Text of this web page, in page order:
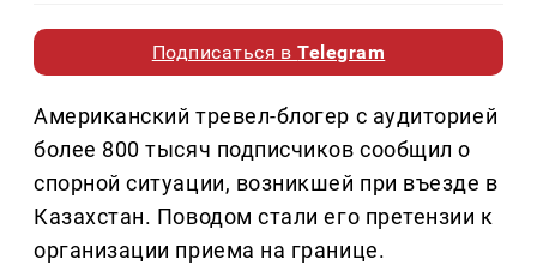
Подписаться вTelegram
Американский тревел-блогер с аудиторией
более 800 тысяч подписчиков сообщил о
спорной ситуации, возникшей при въезде в
Казахстан. Поводом стали его претензии к
организации приема на границе.